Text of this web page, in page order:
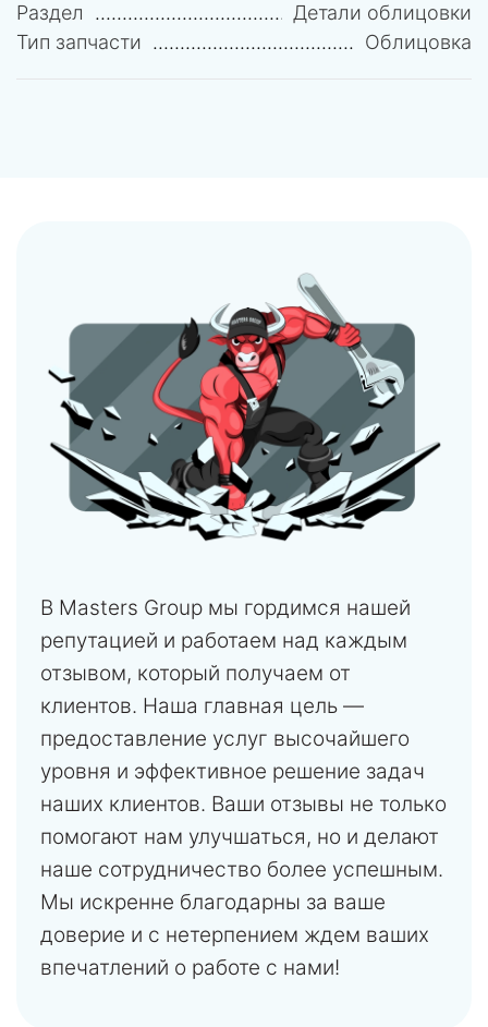
Раздел
Детали облицовки
Тип запчасти
Облицовка
В Masters Group мы гордимся нашей
репутацией и работаем над каждым
отзывом, который получаем от
клиентов. Наша главная цель —
предоставление услуг высочайшего
уровня и эффективное решение задач
наших клиентов. Ваши отзывы не только
помогают нам улучшаться, но и делают
наше сотрудничество более успешным.
Мы искренне благодарны за ваше
доверие и с нетерпением ждем ваших
впечатлений о работе с нами!